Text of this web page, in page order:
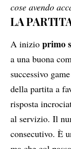
cose avendo
LA
A inizioprimo
a una buona
successivo
della partita a
risposta
al servizio. Il
consecutivo. È